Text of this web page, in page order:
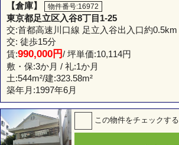
【倉庫】 物件番号:16972
東京都足立区入谷8丁目1-25
交:首都高速川口線 足立入谷出入口約0.5km
交: 徒歩15分
賃:990,000円/ 坪単価:10,114円
敷・保:3か月 / 礼:1か月
土:544m²/建:323.58m²
築年月:1997年6月
この物件をチェックする